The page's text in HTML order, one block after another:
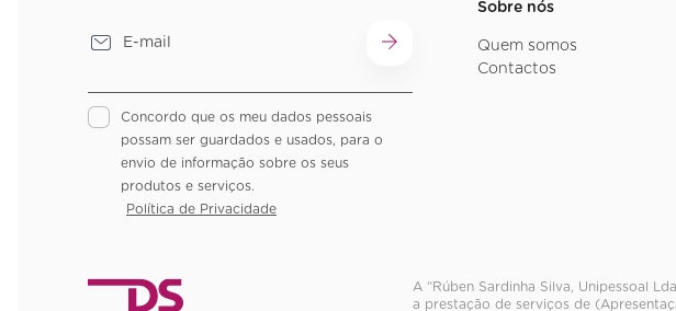
Concordo que os meu dados pessoais
possam ser guardados e usados, para o
envio de informação sobre os seus
produtos e serviços.
Política de Privacidade
Sobre nós
Quem somos
Contactos
A “Rúben Sardinha Silva, Unipessoal
a prestação de serviços de